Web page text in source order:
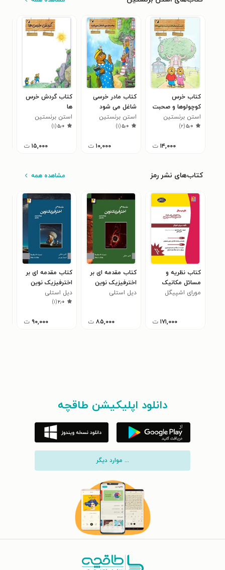
کتاب خرس
کوچولوها و صحبت
با غریبه ها
استن برنستین
۵٫۰(۲)
۱۴,۰۰۰ ت
کتاب مادر خرسی
شاغل می شود
استن برنستین
۵٫۰(۱)
۱۰,۰۰۰ ت
کتاب گردش خرس
ها
استن برنستین
۵٫۰(۱)
۱۵,۰۰۰ ت
کتاب‌های نشر رمز مشاهده همه
کتاب نظریه و
مسائل مکانیک
تحلیلی
مورای اشپیگل
۱۷۱,۰۰۰ ت
کتاب مقدمه ای بر
اخترفیزیک نوین
(جلد سوم)
دیل استلی
۸۵,۰۰۰ ت
کتاب مقدمه ای بر
اخترفیزیک نوین
(جلد اول)
دیل استلی
۲٫۰(۱)
۹۰,۰۰۰ ت
دانلود اپلیکیشن طاقچه
... موارد دیگر